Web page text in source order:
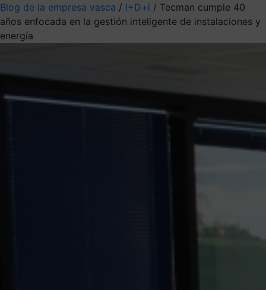
Blog de la empresa vasca / I+D+i / Tecman cumple 40
años enfocada en la gestión inteligente de instalaciones y
energía